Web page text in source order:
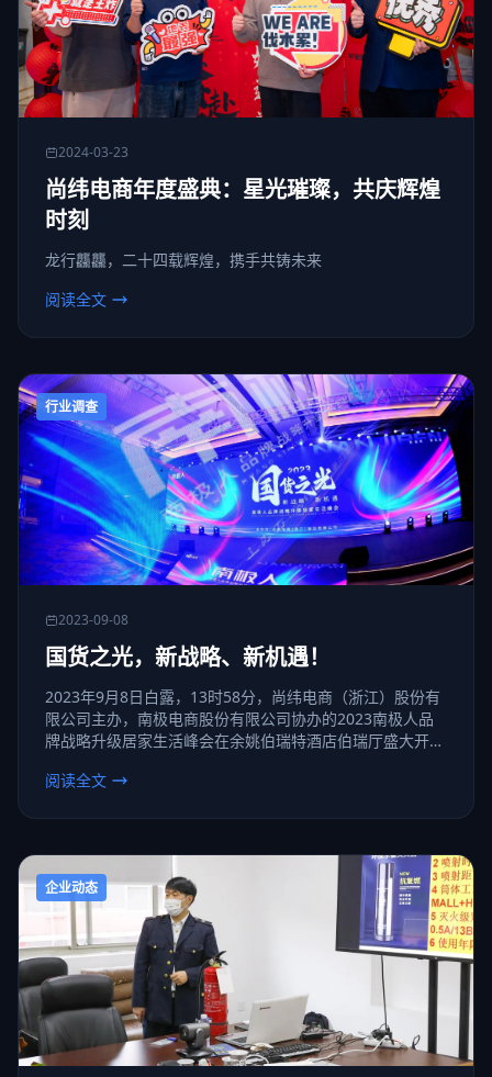
2024-03-23
尚纬电商年度盛典：星光璀璨，共庆辉煌
时刻
龙行龘龘，二十四载辉煌，携手共铸未来
阅读全文
行业调查
2023-09-08
国货之光，新战略、新机遇！
2023年9月8日白露，13时58分，尚纬电商（浙江）股份有
限公司主办，南极电商股份有限公司协办的2023南极人品
牌战略升级居家生活峰会在余姚伯瑞特酒店伯瑞厅盛大开
迈向新目标。
阅读全文
企业动态